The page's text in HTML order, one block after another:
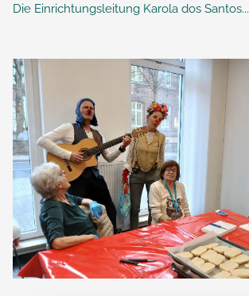
Die Einrichtungsleitung Karola dos Santos...